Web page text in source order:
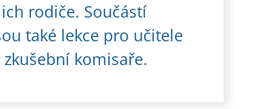
rodiče. Součástí
také lekce pro učitele
komisaře.